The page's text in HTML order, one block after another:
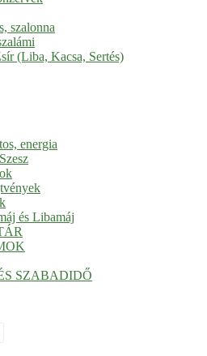
szalonna
(Liba, Kacsa, Sertés)
energia
és Libamáj
SZABADIDŐ